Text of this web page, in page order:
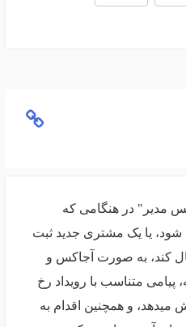
مدیر" در هنگامی که
یا یک مشتری جدید ثبت
کند، به صورت آجاکس و
متناسب با رویداد رخ
و همچنین اقدام به